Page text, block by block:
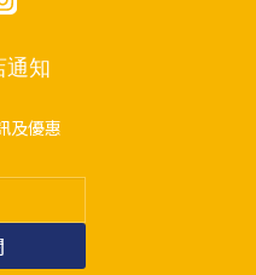
通知
及優惠